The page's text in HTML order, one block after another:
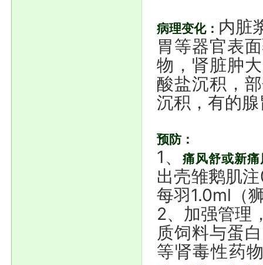
病理变化： 内脏
胃等器官表
物，肾脏肿
酸盐沉积，
沉积，有的
预防：
1、 痛风舒或新痛
出壳雏鹅肌
每羽1.0ml（
2、加强管理
质饲料与蛋
等肾毒性药